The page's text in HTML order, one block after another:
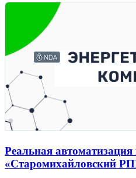
Реальная
«Старомихайловский